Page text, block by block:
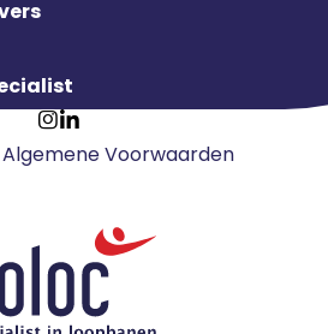
GaGa
Algemene Voorwaarden